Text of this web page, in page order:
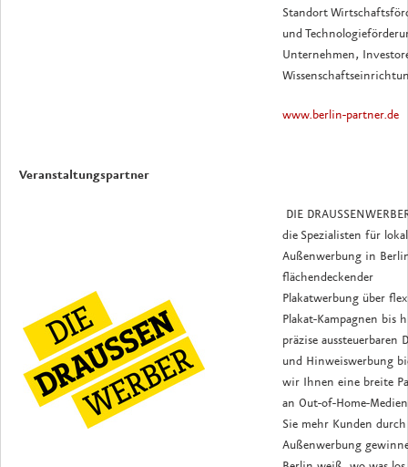
Standort
und
Unternehmen,
www.berlin-partner.de
Veranstaltungspartner
DIE
die Spezialisten für
Außenwerbung in
flächendeckender
Plakatwerbung über
Plakat-Kampagnen bis
präzise aussteuerbaren
und Hinweiswerbung
wir Ihnen eine breite
an Out-of-Home-
Sie mehr Kunden
Außenwerbung